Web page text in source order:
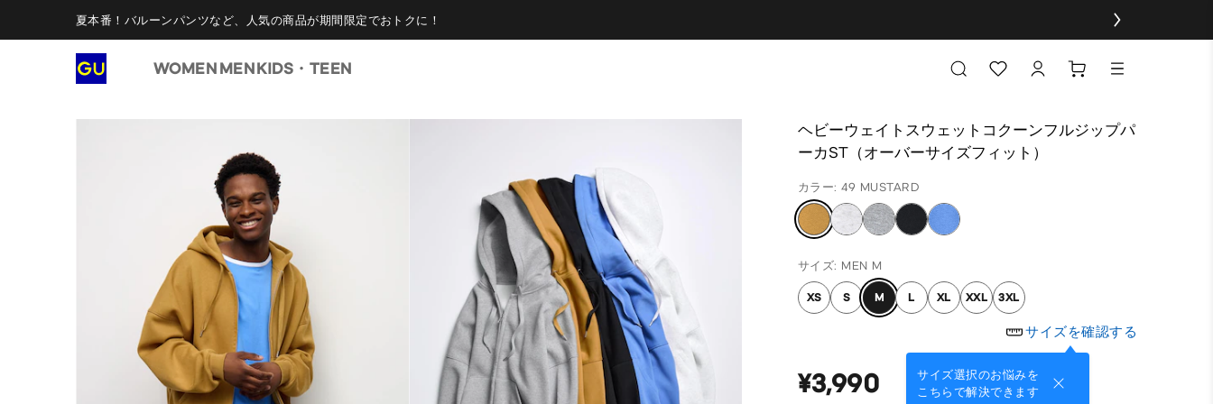
夏本番！バルーンパンツなど、人気の商品が期間限定でおトクに！
WOMEN MENKIDS・TEEN
ヘビーウェイトスウェットコクーンフルジップパ
ーカST（オーバーサイズフィット）
カラー: 49 MUSTARD
サイズ: MEN M
XS S M L XL XXL 3XL
サイズを確認する
サイズ選択のお悩みを
こちらで解決できます
¥3,990